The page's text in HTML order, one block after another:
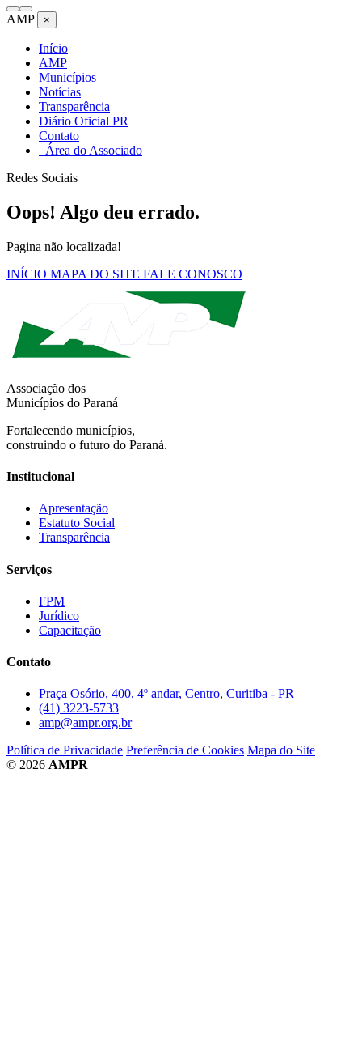
AMP ×
Início
AMP
Municípios
Notícias
Transparência
Diário Oficial PR
Contato
Área do Associado
Redes Sociais
Oops! Algo deu errado.
Pagina não localizada!
INÍCIO MAPA DO SITE FALE CONOSCO
Associação dos
Municípios do Paraná
Fortalecendo municípios,
construindo o futuro do Paraná.
Institucional
Apresentação
Estatuto Social
Transparência
Serviços
FPM
Jurídico
Capacitação
Contato
Praça Osório, 400, 4º andar, Centro, Curitiba - PR
(41) 3223-5733
amp@ampr.org.br
Política de Privacidade Preferência de Cookies Mapa do Site
© 2026 AMPR